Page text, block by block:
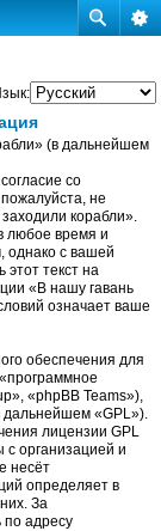
(в дальнейшем
со
не
корабли».
любое время и
однако с вашей
текст на
«В нашу гавань
означает ваше
обеспечения для
«phpBB Teams»),
дальнейшем «GPL»).
лицензии GPL
с организацией и
несёт
определяет в
За
адресу